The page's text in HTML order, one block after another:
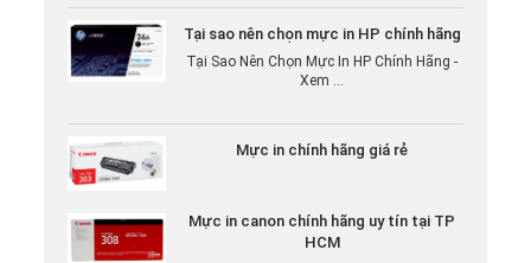
Tại Sao Nên Chọn Mực In HP Chính Hãng -
Xem ...
HCM